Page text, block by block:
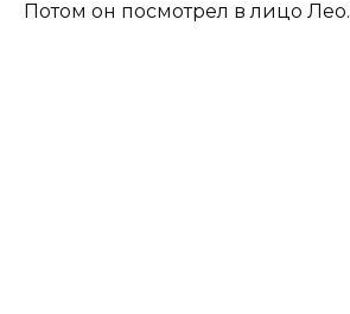
Потом он посмотрел в лицо Лео.